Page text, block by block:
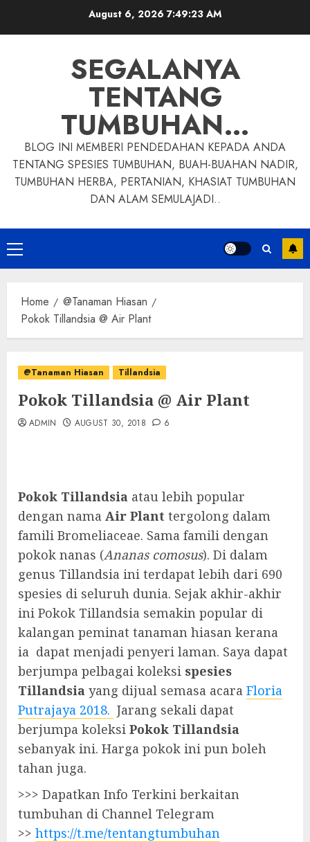
August 6, 2026 7:49:24 AM
SEGALANYA
TENTANG
TUMBUHAN…
BLOG INI MEMBERI PENDEDAHAN KEPADA ANDA
TENTANG SPESIES TUMBUHAN, BUAH-BUAHAN NADIR,
TUMBUHAN HERBA, PERTANIAN, KHASIAT TUMBUHAN
DAN ALAM SEMULAJADI..
Primary
Menu
Home
@Tanaman Hiasan
Pokok Tillandsia @ Air Plant
@Tanaman Hiasan Tillandsia
Pokok Tillandsia @ Air Plant
ADMIN AUGUST 30, 2018 6
Pokok Tillandsia atau lebih popular
dengan nama Air Plant tergolong dalam
famili Bromeliaceae. Sama famili dengan
pokok nanas (Ananas comosus). Di dalam
genus Tillandsia ini terdapat lebih dari 690
spesies di seluruh dunia. Sejak akhir-akhir
ini Pokok Tillandsia semakin popular di
kalangan peminat tanaman hiasan kerana
ia dapat menjadi penyeri laman. Saya dapat
berjumpa pelbagai koleksi spesies
Tillandsia yang dijual semasa acara Floria
Putrajaya 2018. Jarang sekali dapat
berjumpa koleksi Pokok Tillandsia
sebanyak ini. Harga pokok ini pun boleh
tahan juga.
>>> Dapatkan Info Terkini berkaitan
tumbuhan di Channel Telegram
>> https://t.me/tentangtumbuhan